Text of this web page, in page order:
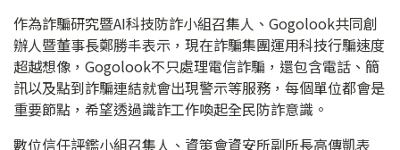
作為詐騙研究暨AI科技防詐小組召集人、Gogolook共同創
辦人暨董事長鄭勝丰表示，現在詐騙集團運用科技行騙速度
超越想像，Gogolook不只處理電信詐騙，還包含電話、簡
訊以及點到詐騙連結就會出現警示等服務，每個單位都會是
重要節點，希望透過識詐工作喚起全民防詐意識。
數位信任評鑑小組召集人、資策會資安所副所長高傳凱表